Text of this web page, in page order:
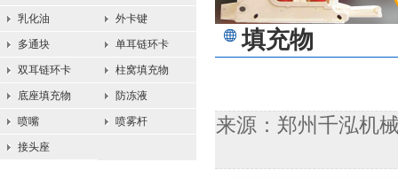
乳化油 外卡键
多通块 单耳链环卡
双耳链环卡 柱窝填充物
底座填充物 防冻液
喷嘴 喷雾杆
接头座
填充物
来源：郑州千泓机